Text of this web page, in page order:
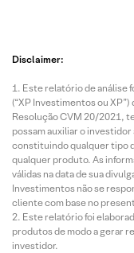
Disclaimer:
Este relatório de análise
(“XP Investimentos ou
Resolução CVM 20/2021,
possam auxiliar o
constituindo qualquer tipo
qualquer produto. As
válidas na data de sua
Investimentos não se
cliente com base no
Este relatório foi
produtos de modo a gerar
investidor.